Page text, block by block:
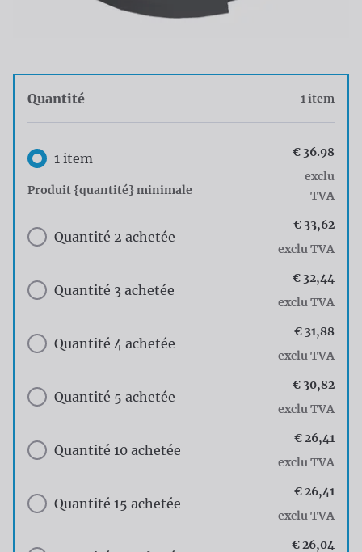
Quantité 1 item
Quantité1 item
Produit {quantité} minimale
€ 36.98
exclu
TVA
Quantité 2 achetée
€ 33,62
exclu TVA
Quantité 3 achetée
€ 32,44
exclu TVA
Quantité 4 achetée
€ 31,88
exclu TVA
Quantité 5 achetée
€ 30,82
exclu TVA
Quantité 10 achetée
€ 26,41
exclu TVA
Quantité 15 achetée
€ 26,41
exclu TVA
€ 26,04